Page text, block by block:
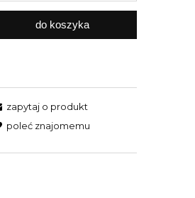
do koszyka
zapytaj o produkt
poleć znajomemu